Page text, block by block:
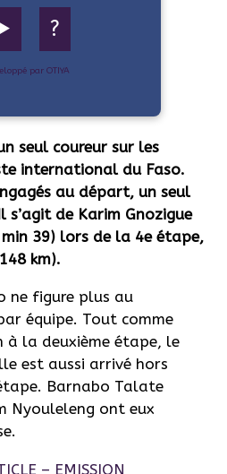
?
par OTIYA
seul coureur sur les
international du Faso.
au départ, un seul
s’agit de Karim Gnozigue
39) lors de la 4e étape,
km).
ne figure plus au
équipe. Tout comme
à la deuxième étape, le
est aussi arrivé hors
Barnabo Talate
Nyouleleng ont eux